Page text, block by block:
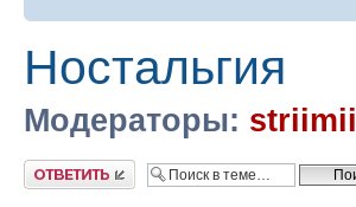
Ностальгия
Модераторы: striimii
Ответить